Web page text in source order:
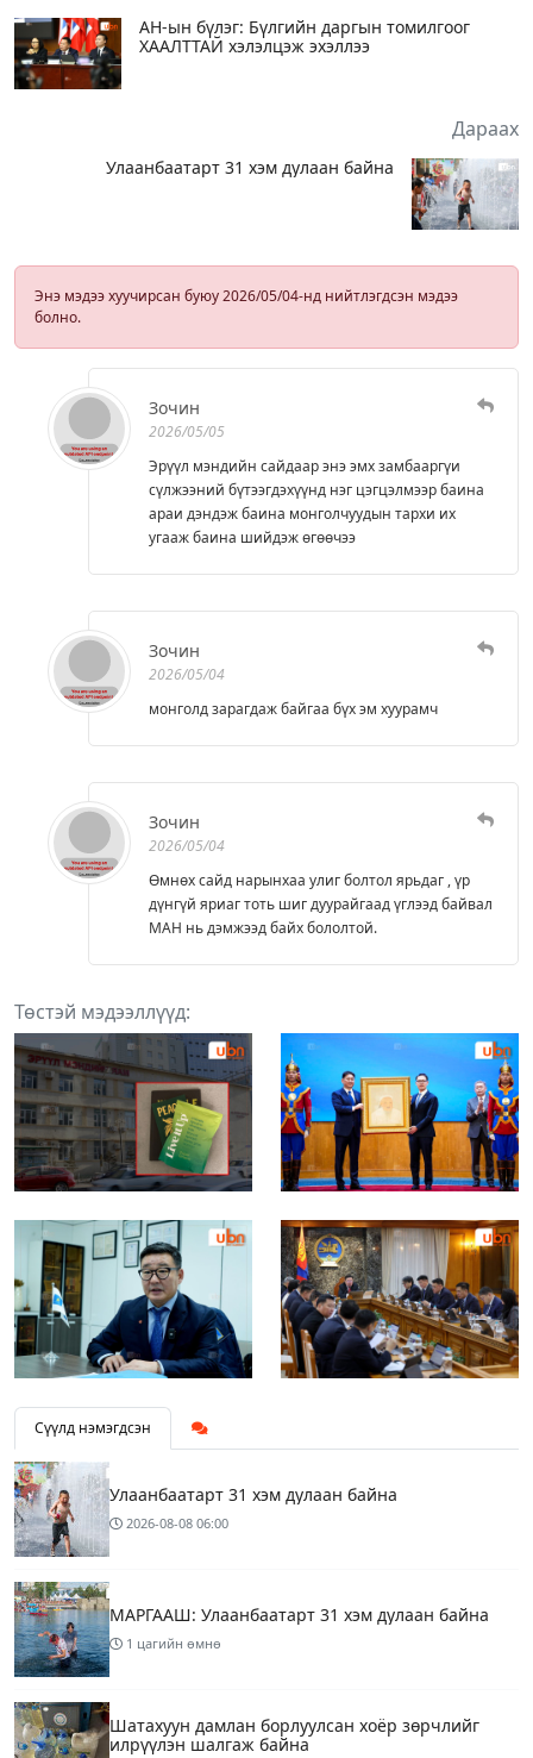
АН-ын бүлэг: Бүлгийн даргын томилгоог
ХААЛТТАЙ хэлэлцэж эхэллээ
Дараах
Улаанбаатарт 31 хэм дулаан байна
Энэ мэдээ хуучирсан буюу 2026/05/04-нд нийтлэгдсэн мэдээ
болно.
Зочин
2026/05/05
Эрүүл мэндийн сайдаар энэ эмх замбааргүи
сүлжээний бүтээгдэхүүнд нэг цэгцэлмээр баина
араи дэндэж баина монголчуудын тархи их
угааж баина шийдэж өгөөчээ
Зочин
2026/05/04
монголд зарагдаж байгаа бүх эм хуурамч
Зочин
2026/05/04
Өмнөх сайд нарынхаа улиг болтол ярьдаг , үр
дүнгүй яриаг тоть шиг дуурайгаад үглээд байвал
МАН нь дэмжээд байх бололтой.
Төстэй мэдээллүүд:
Сүүлд нэмэгдсэн
Улаанбаатарт 31 хэм дулаан байна
2026-08-08 06:00
МАРГААШ: Улаанбаатарт 31 хэм дулаан байна
1 цагийн өмнө
Шатахуун дамлан борлуулсан хоёр зөрчлийг
илрүүлэн шалгаж байна